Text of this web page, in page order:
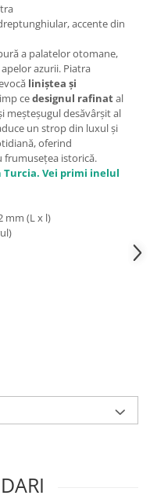
accente din
a palatelor otomane,
azurii. Piatra
liniștea și
cedesignul rafinatal
meșteșugul desăvârșit al
un strop din luxul și
oferind
istorică.
Vei primi inelul
mm (L x l)